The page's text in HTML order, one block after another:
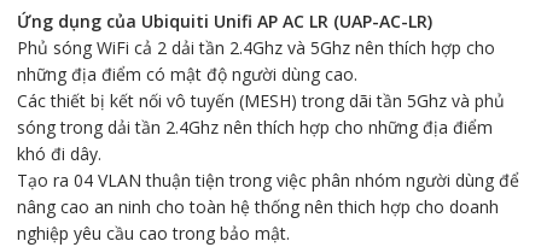
Ứng dụng của Ubiquiti Unifi AP AC LR (UAP-AC-LR)
Phủ sóng WiFi cả 2 dải tần 2.4Ghz và 5Ghz nên thích hợp cho
những địa điểm có mật độ người dùng cao.
Các thiết bị kết nối vô tuyến (MESH) trong dãi tần 5Ghz và phủ
sóng trong dải tần 2.4Ghz nên thích hợp cho những địa điểm
khó đi dây.
Tạo ra 04 VLAN thuận tiện trong việc phân nhóm người dùng để
nâng cao an ninh cho toàn hệ thống nên thich hợp cho doanh
nghiệp yêu cầu cao trong bảo mật.